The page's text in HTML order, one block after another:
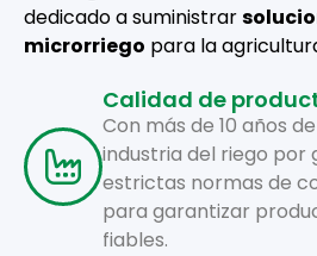
dedicado a suministrar
microrriego para la
Calidad de
Con más de 10 años
industria del riego por
estrictas normas de
para garantizar
fiables.